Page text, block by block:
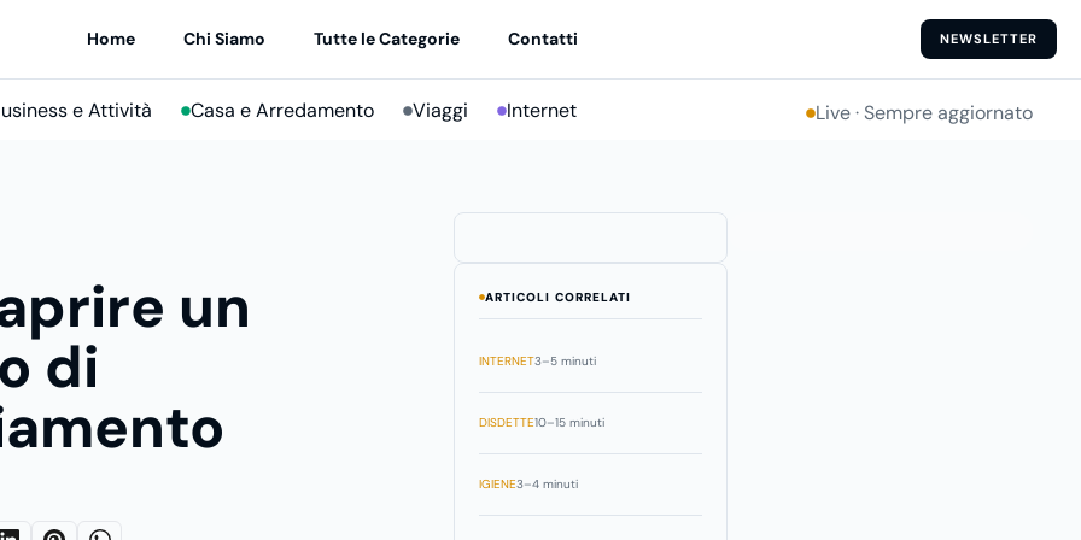
Home Chi Siamo Tutte le Categorie Contatti NEWSLETTER
e Attività Casa e Arredamento Viaggi Internet Live · Sempre aggiornato
un
di
ARTICOLI CORRELATI
INTERNET3–5 minuti
DISDETTE10–15 minuti
IGIENE3–4 minuti